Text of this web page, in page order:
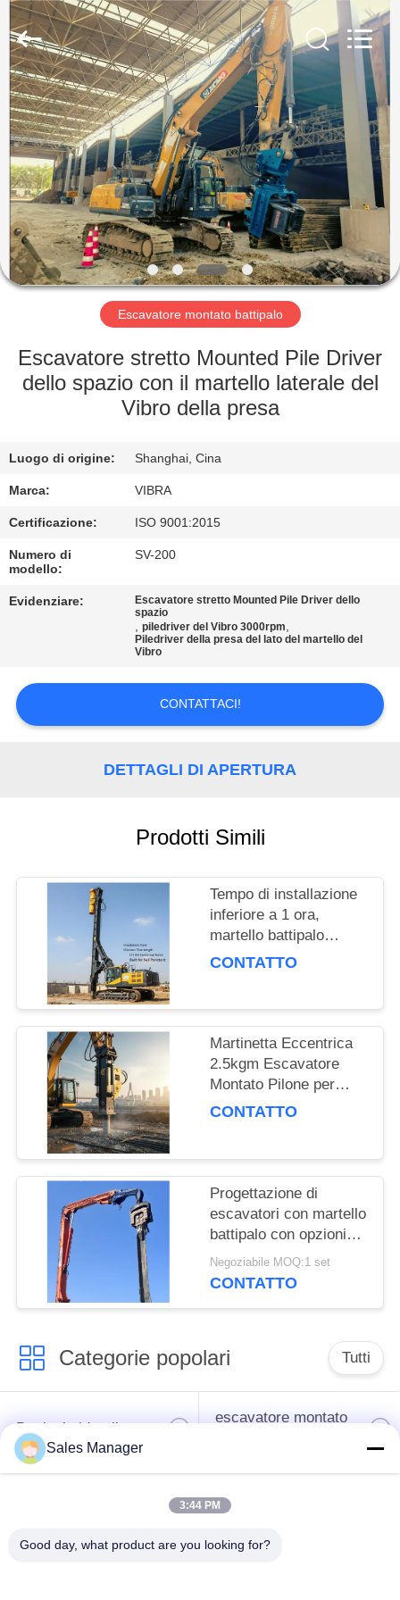
CASA
PRODOTTI
MANIFESTAZIONE
DI
VR
NOI
FABBRICA
CONTROLLO
DI
QUALITÀ
CONTATTICI
NOTIZIE
SITEMAP
PRIVACY
POLICY
Construction
Machinery
Co.,
Ltd..
Rights
Reserved.
Escavatore montato battipalo
Escavatore stretto Mounted Pile Driver
dello spazio con il martello laterale del
Vibro della presa
Luogo di origine: Shanghai, Cina
Marca: VIBRA
Certificazione: ISO 9001:2015
Numero di
modello:
SV-200
Evidenziare:
Escavatore stretto Mounted Pile Driver dello
spazio
,piledriver del Vibro 3000rpm,
Piledriver della presa del lato del martello del
Vibro
CONTATTACI!
DETTAGLI DI APERTURA
Prodotti Simili
Tempo di installazione
inferiore a 1 ora,
martello battipalo
montato su escavatore
Kn, costruito per la
penetrazione del
terreno
CONTATTO
Martinetta Eccentrica
2.5kgm Escavatore
Montato Pilone per
Lavori di Fondazione e
CONTATTO
Progettazione di
escavatori con martello
battipalo con opzioni
flessibili di utilizzo
Negoziabile MOQ:1 set
CONTATTO
Categorie popolari Tutti
Battipalo idraulico
escavatore montato
della presa
Sales Manager
3:44 PM
Good day, what product are you looking for?